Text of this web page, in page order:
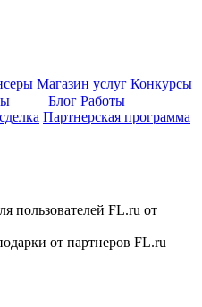
Магазин услуг Конкурсы
Блог Работы
Партнерская программа
пользователей FL.ru от
от партнеров FL.ru